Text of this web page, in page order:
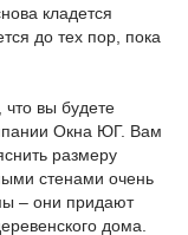
кладется
до тех пор, пока
что вы будете
Окна ЮГ. Вам
размеру
стенами очень
– они придают
дома.